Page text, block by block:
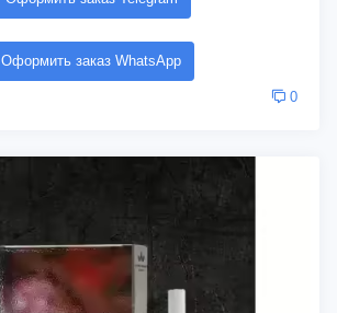
Оформить заказ WhatsApp
0